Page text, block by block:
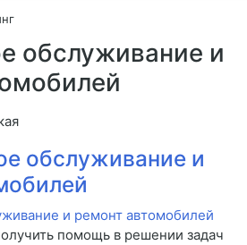
обслуживание и
обслуживание и
помощь в решении задач